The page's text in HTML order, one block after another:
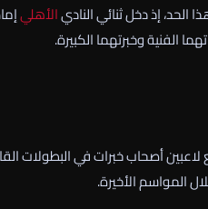
إذ دخل ثنائي الناديالأهلي
الفنية وخبرتهما الكبيرة.
لاعبين أصحاب خبرات في البطولات
المواسم الأخيرة.